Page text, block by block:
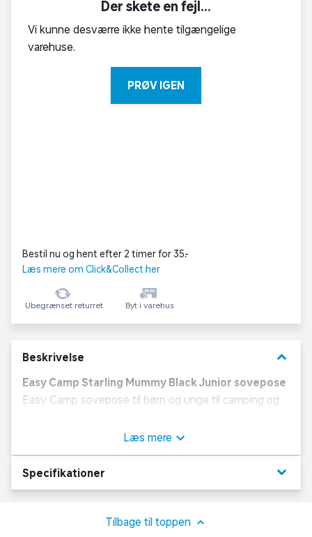
Der skete en fejl...
Vi kunne desværre ikke hente tilgængelige
varehuse.
PRØV IGEN
Bestil nu og hent efter 2 timer for 35,-
Læs mere om Click&Collect her
Ubegrænset returret Byt i varehus
Beskrivelse keyboard_arrow_down
Easy Camp Starling Mummy Black Junior sovepose
Easy Camp sovepose til børn og unge til camping og
udformet som mummy-model, der følger kroppen og
giver en kompakt løsning til transport. Den lette
konstruktion gør den velegnet til 1-2 sæsoner.
Lynlåsen kan åbnes fra begge ender, og lynlåsbaffel
snor, og soveposen leveres med pakkepose.
Læs mere
Specifikationer keyboard_arrow_down
Tilbage til toppen